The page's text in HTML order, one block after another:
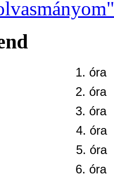
1. óra
2. óra
3. óra
4. óra
5.
6. óra